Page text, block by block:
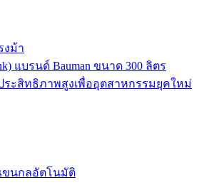
งม้า
แบรนด์ Bauman ขนาด 300 ลิตร
ประสิทธิภาพสูงเพื่ออุตสาหกรรมยุคใหม่
ขนกลอัตโนมัติ